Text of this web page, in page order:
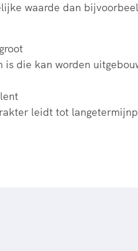
waarde dan
die kan worden
leidt tot